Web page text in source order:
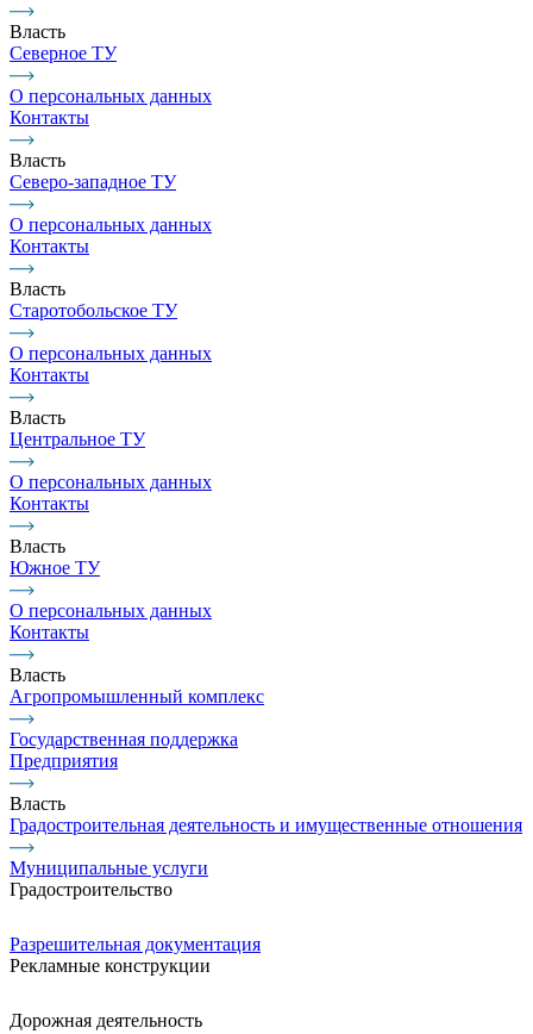
Власть
Северное ТУ
О персональных данных
Контакты
Власть
Северо-западное ТУ
О персональных данных
Контакты
Власть
Старотобольское ТУ
О персональных данных
Контакты
Власть
Центральное ТУ
О персональных данных
Контакты
Власть
Южное ТУ
О персональных данных
Контакты
Власть
Агропромышленный комплекс
Государственная поддержка
Предприятия
Власть
Градостроительная деятельность и имущественные отношения
Муниципальные услуги
Градостроительство
Разрешительная документация
Рекламные конструкции
Дорожная деятельность